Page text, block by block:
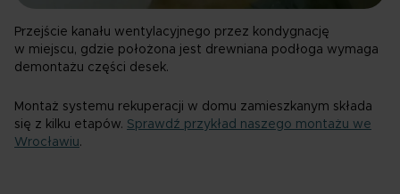
Przejście kanału wentylacyjnego przez kondygnację
w miejscu, gdzie położona jest drewniana podłoga wymaga
demontażu części desek.
Montaż systemu rekuperacji w domu zamieszkanym składa
się z kilku etapów. Sprawdź przykład naszego montażu we
Wrocławiu.